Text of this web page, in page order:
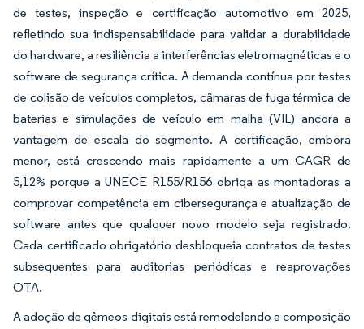
de testes, inspeção e certificação automotivo em 2025,
refletindo sua indispensabilidade para validar a durabilidade
do hardware, a resiliência a interferências eletromagnéticas e o
software de segurança crítica. A demanda contínua por testes
de colisão de veículos completos, câmaras de fuga térmica de
baterias e simulações de veículo em malha (VIL) ancora a
vantagem de escala do segmento. A certificação, embora
menor, está crescendo mais rapidamente a um CAGR de
5,12% porque a UNECE R155/R156 obriga as montadoras a
comprovar competência em cibersegurança e atualização de
software antes que qualquer novo modelo seja registrado.
Cada certificado obrigatório desbloqueia contratos de testes
subsequentes para auditorias periódicas e reaprovações
OTA.
A adoção de gêmeos digitais está remodelando a composição